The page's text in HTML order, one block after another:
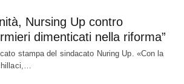
Nursing Up contro
dimenticati nella riforma”
stampa del sindacato Nuring Up. «Con la